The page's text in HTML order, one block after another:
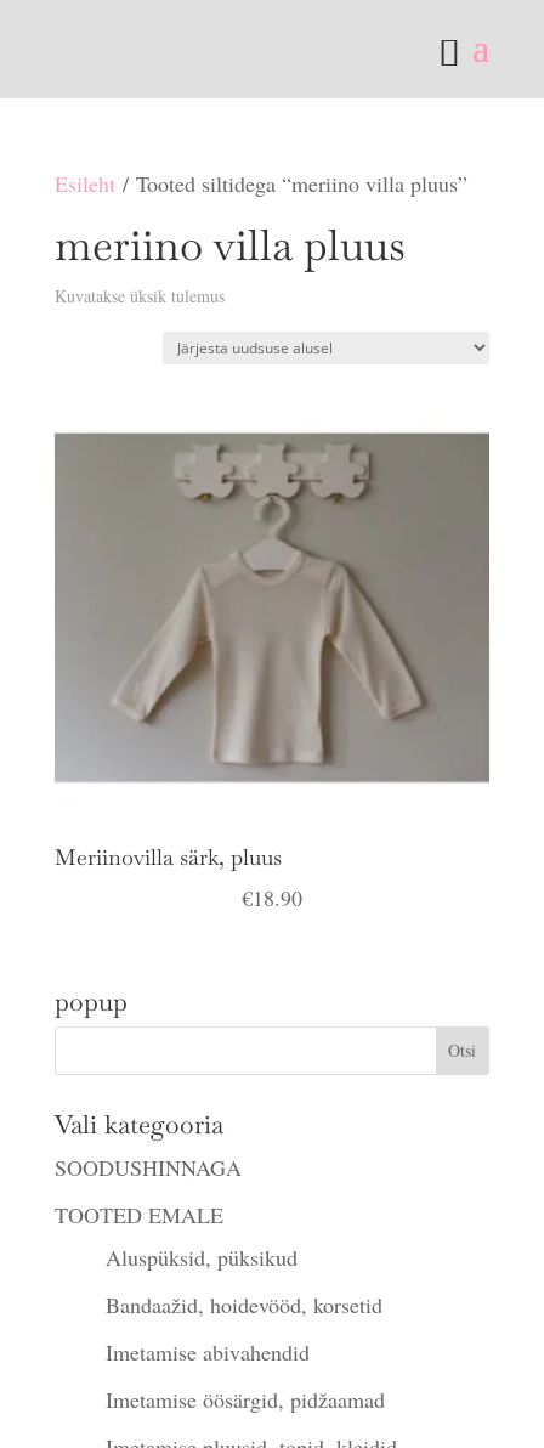
Esileht/ Tooted siltidega “meriino villa pluus”
meriino villa pluus
Kuvatakse üksik tulemus
Meriinovilla särk, pluus
€18.90
popup
Vali kategooria
SOODUSHINNAGA
TOOTED EMALE
Aluspüksid, püksikud
Bandaažid, hoidevööd, korsetid
Imetamise abivahendid
Imetamise öösärgid, pidžaamad